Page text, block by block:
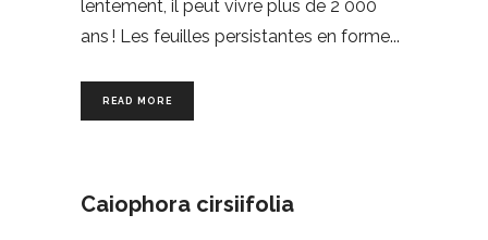
lentement, il peut vivre plus de 2 000
ans ! Les feuilles persistantes en forme
READ MORE
Caiophora cirsiifolia